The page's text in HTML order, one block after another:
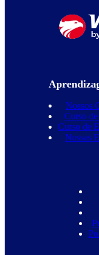
Nossos
Curso
Curso de
Nossas